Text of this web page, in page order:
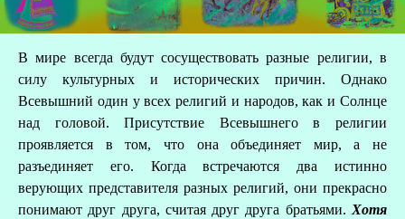
В мире всегда будут сосуществовать разные религии, в
силу культурных и исторических причин. Однако
Всевышний один у всех религий и народов, как и Солнце
над головой. Присутствие Всевышнего в религии
проявляется в том, что она объединяет мир, а не
разъединяет его. Когда встречаются два истинно
верующих представителя разных религий, они прекрасно
понимают друг друга, считая друг друга братьями. Хотя